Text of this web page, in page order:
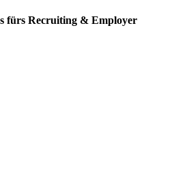
fürs Recruiting & Employer